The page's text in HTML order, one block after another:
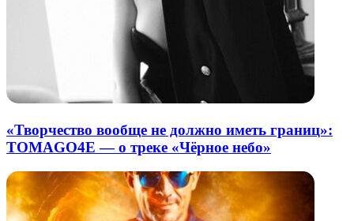
«Творчество вообще не должно иметь границ»:
TOMAGO4E — о треке «Чёрное небо»